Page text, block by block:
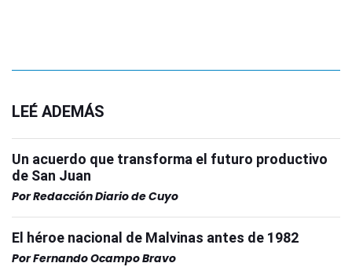
LEÉ ADEMÁS
Un acuerdo que transforma el futuro productivo
de San Juan
PorRedacción Diario de Cuyo
El héroe nacional de Malvinas antes de 1982
PorFernando Ocampo Bravo